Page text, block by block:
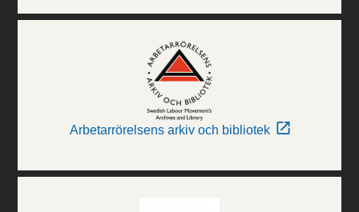
Arbetarrörelsens arkiv och bibliotek